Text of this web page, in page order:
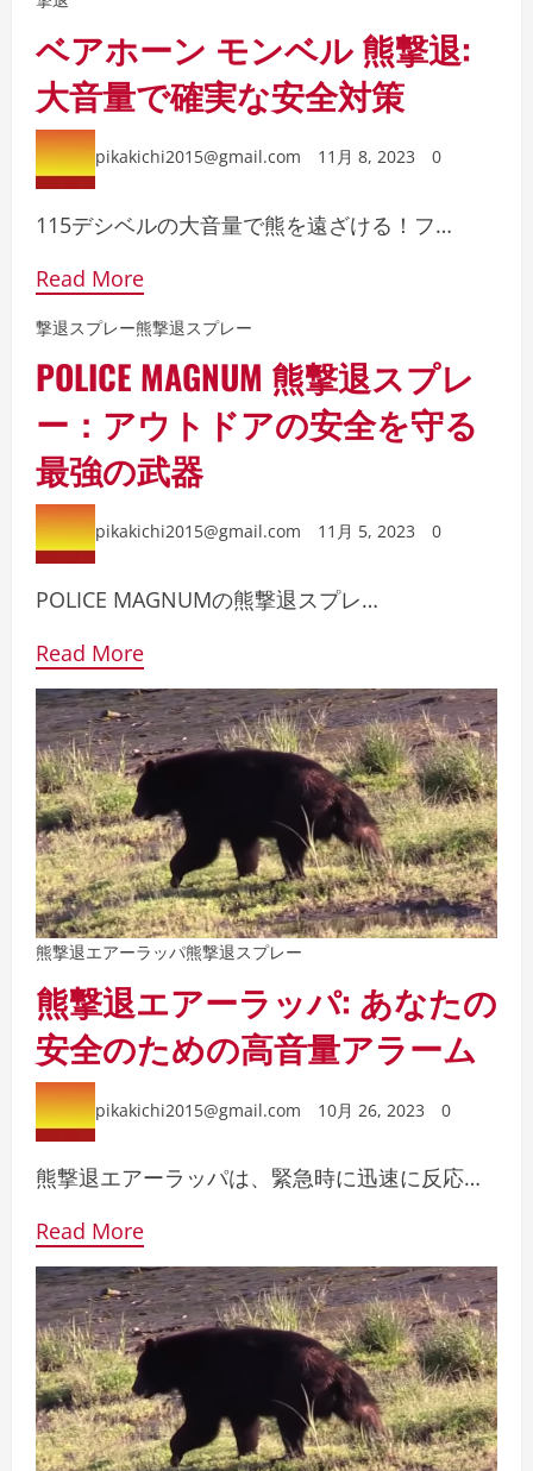
ベアホーン モンベル 熊撃退:
大音量で確実な安全対策
pikakichi2015@gmail.com 11月 8, 2023 0
115デシベルの大音量で熊を遠ざける！フ…
Read More
撃退スプレー熊撃退スプレー
POLICE MAGNUM 熊撃退スプレ
ー：アウトドアの安全を守る
最強の武器
pikakichi2015@gmail.com 11月 5, 2023 0
POLICE MAGNUMの熊撃退スプレ…
Read More
熊撃退エアーラッパ熊撃退スプレー
熊撃退エアーラッパ: あなたの
安全のための高音量アラーム
pikakichi2015@gmail.com 10月 26, 2023 0
熊撃退エアーラッパは、緊急時に迅速に反応…
Read More